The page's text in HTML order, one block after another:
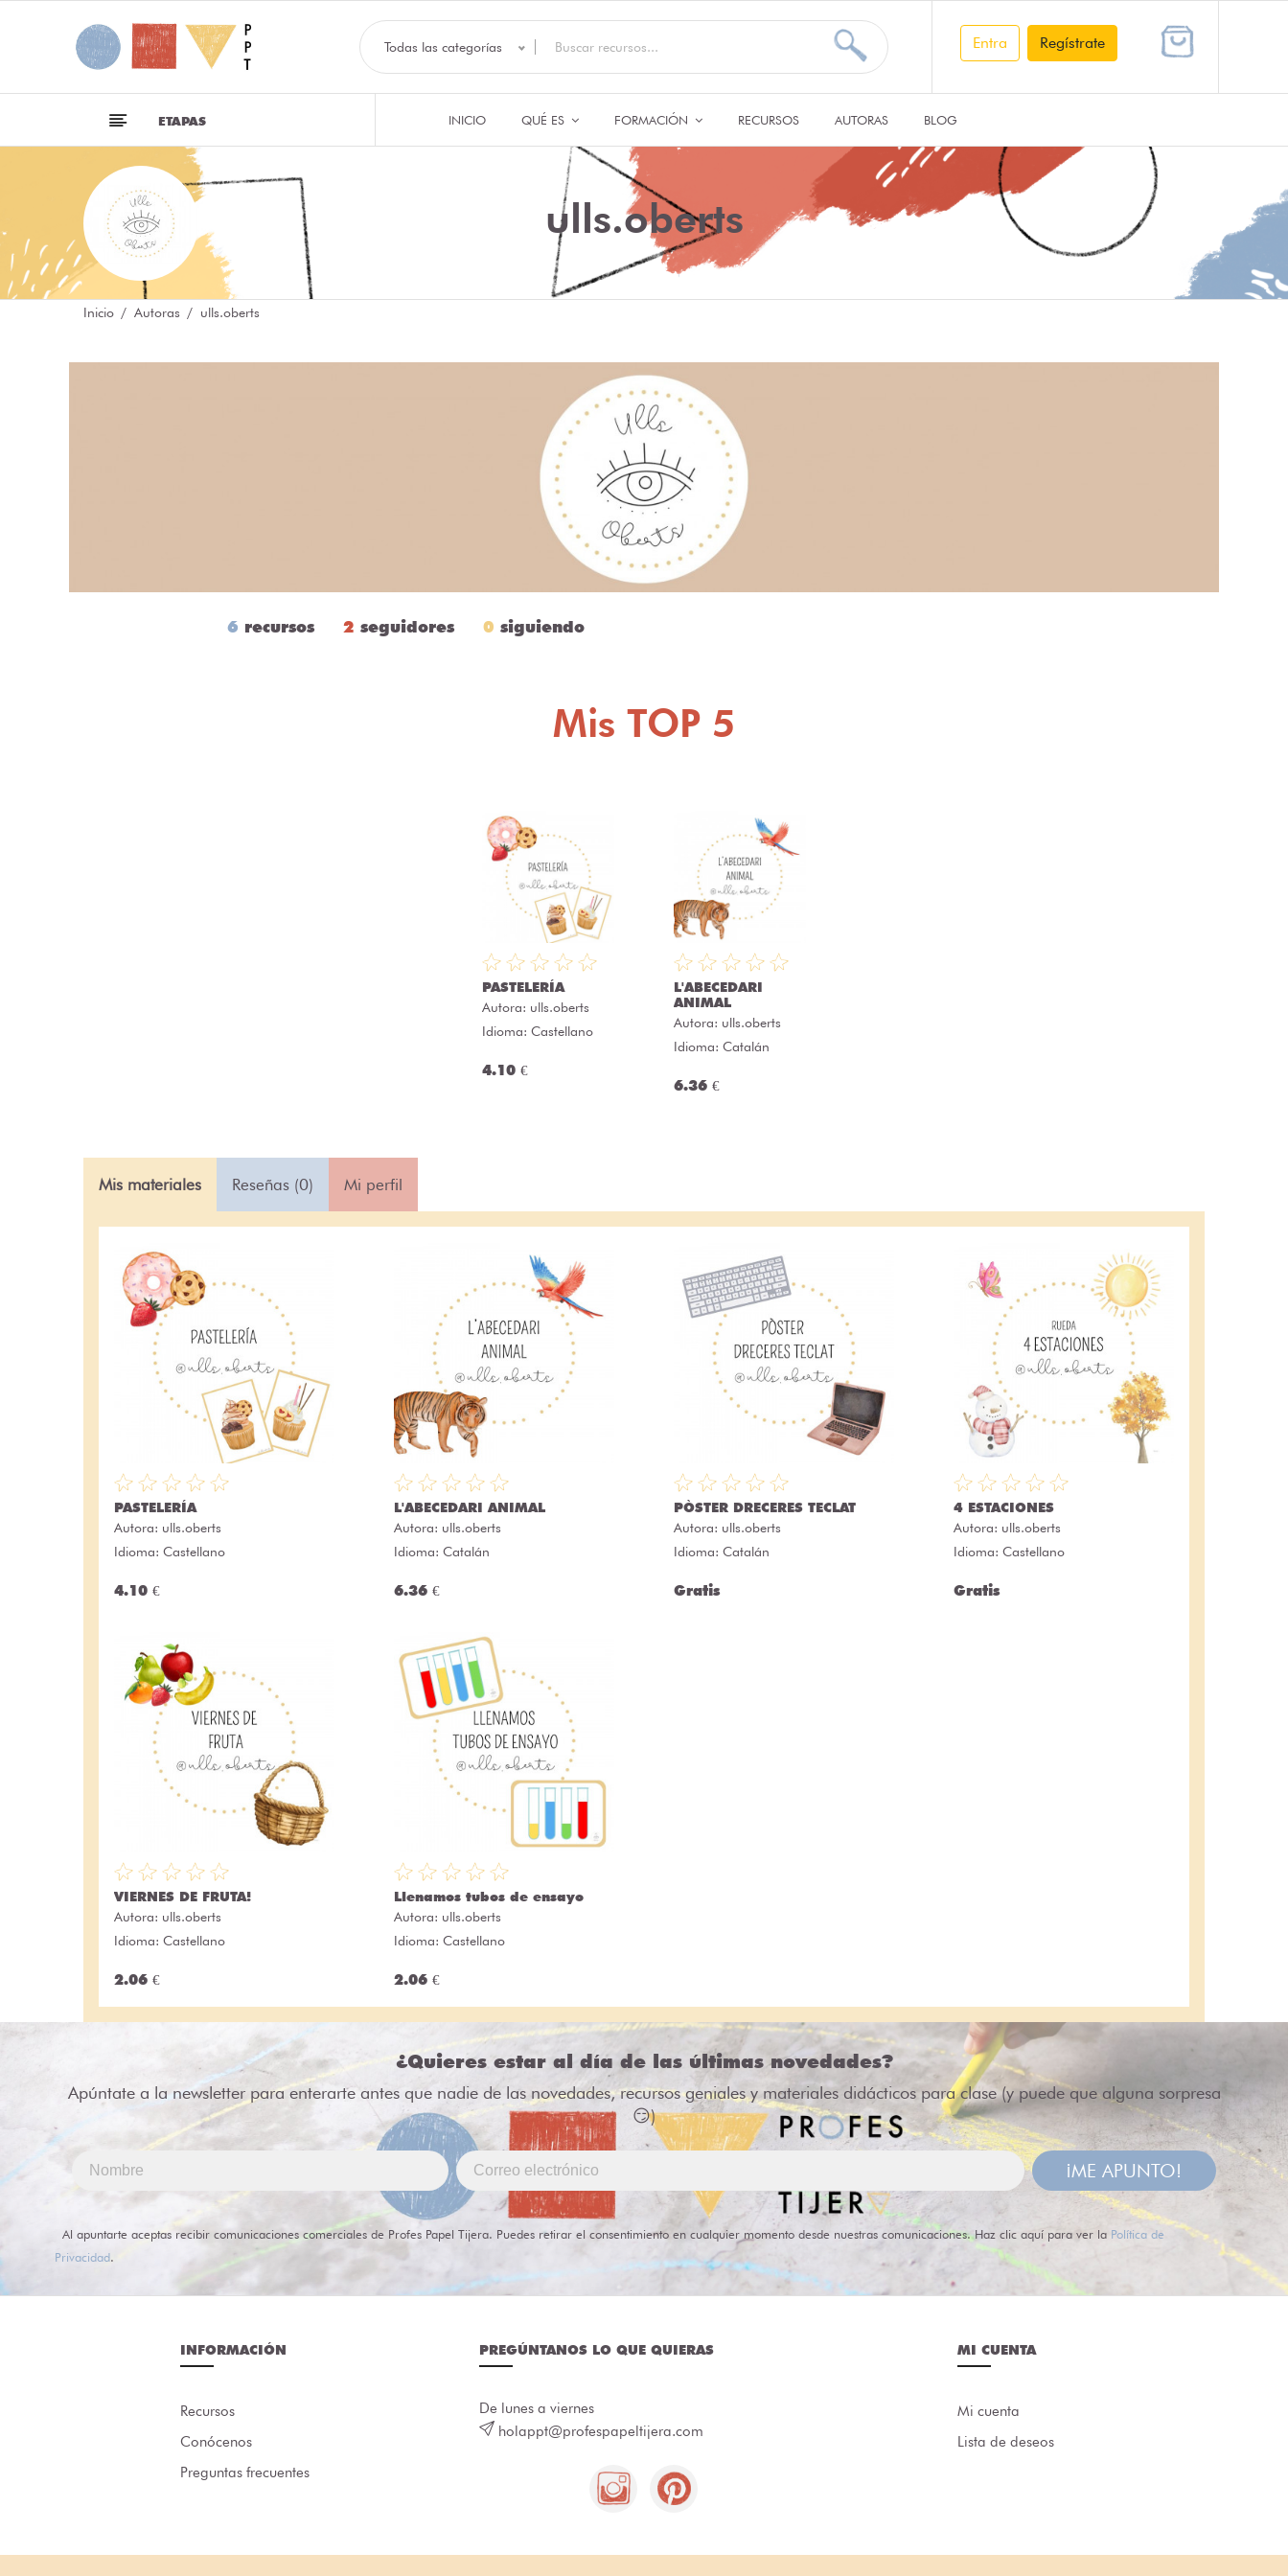
Todas las categorías Entra Regístrate
ETAPAS INICIO QUÉ ES FORMACIÓN RECURSOS AUTORAS BLOG
ulls.oberts
Inicio Autoras ulls.oberts
6 recursos 2 seguidores 0 siguiendo
Mis TOP 5
PASTELERÍA
Autora: ulls.oberts
Idioma: Castellano
4.10 €
L'ABECEDARI
ANIMAL
Autora: ulls.oberts
Idioma: Catalán
6.36 €
Mis materiales Reseñas (0) Mi perfil
PASTELERÍA
Autora: ulls.oberts
Idioma: Castellano
4.10 €
L'ABECEDARI ANIMAL
Autora: ulls.oberts
Idioma: Catalán
6.36 €
PÒSTER DRECERES TECLAT
Autora: ulls.oberts
Idioma: Catalán
Gratis
4 ESTACIONES
Autora: ulls.oberts
Idioma: Castellano
Gratis
VIERNES DE FRUTA!
Autora: ulls.oberts
Idioma: Castellano
2.06 €
Llenamos tubos de ensayo
Autora: ulls.oberts
Idioma: Castellano
2.06 €
¿Quieres estar al día de las últimas novedades?
Apúntate a la newsletter para enterarte antes que nadie de las novedades, recursos geniales y materiales didácticos para clase (y puede que alguna sorpresa
😏)
¡ME APUNTO!
Al apuntarte aceptas recibir comunicaciones comerciales de Profes Papel Tijera. Puedes retirar el consentimiento en cualquier momento desde nuestras comunicaciones. Haz clic aquí para ver la Política de
Privacidad.
INFORMACIÓN
Recursos
Conócenos
Preguntas frecuentes
PREGÚNTANOS LO QUE QUIERAS
De lunes a viernes
holappt@profespapeltijera.com
MI CUENTA
Mi cuenta
Lista de deseos